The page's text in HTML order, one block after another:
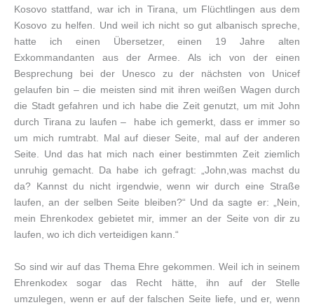
Kosovo stattfand, war ich in Tirana, um Flüchtlingen aus dem
Kosovo zu helfen. Und weil ich nicht so gut albanisch spreche,
hatte ich einen Übersetzer, einen 19 Jahre alten
Exkommandanten aus der Armee. Als ich von der einen
Besprechung bei der Unesco zu der nächsten von Unicef
gelaufen bin – die meisten sind mit ihren weißen Wagen durch
die Stadt gefahren und ich habe die Zeit genutzt, um mit John
durch Tirana zu laufen – habe ich gemerkt, dass er immer so
um mich rumtrabt. Mal auf dieser Seite, mal auf der anderen
Seite. Und das hat mich nach einer bestimmten Zeit ziemlich
unruhig gemacht. Da habe ich gefragt: „John,was machst du
da? Kannst du nicht irgendwie, wenn wir durch eine Straße
laufen, an der selben Seite bleiben?“ Und da sagte er: „Nein,
mein Ehrenkodex gebietet mir, immer an der Seite von dir zu
laufen, wo ich dich verteidigen kann.“
So sind wir auf das Thema Ehre gekommen. Weil ich in seinem
Ehrenkodex sogar das Recht hätte, ihn auf der Stelle
umzulegen, wenn er auf der falschen Seite liefe, und er, wenn